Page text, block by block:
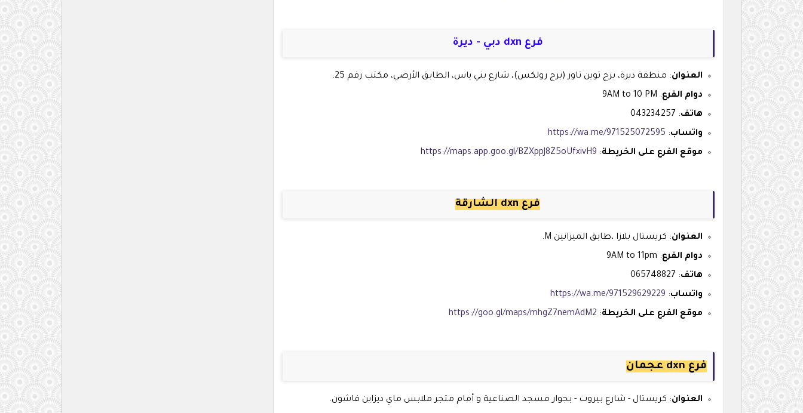
فرع dxn دبي - ديرة
العنوان: منطقة ديرة، برج توين تاور (برج رولكس)، شارع بني ياس، الطابق الأرضي، مكتب رقم 25.
دوام الفرع: 9AM to 10 PM
هاتف: 043234257
واتساب:
https://wa.me/971525072595
موقع الفرع على الخريطة:
https://maps.app.goo.gl/BZXppJ8Z5oUfxivH9
فرع dxn الشارقة
العنوان: كريستال بلازا ،طابق الميزانين M.
دوام الفرع: 9AM to 11pm
هاتف: 065748827
واتساب:
https://wa.me/971529629229
موقع الفرع على الخريطة:
https://goo.gl/maps/mhgZ7nemAdM2
فرع dxn عجمان
العنوان: كريستال - شارع بيروت - بجوار مسجد الصناعية و أمام متجر ملابس ماي ديزاين فاشون.